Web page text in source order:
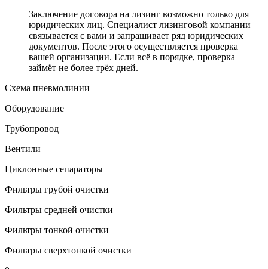
Заключение договора на лизинг возможно только для
юридических лиц. Специалист лизинговой компании
связывается с вами и запрашивает ряд юридических
документов. После этого осуществляется проверка
вашей организации. Если всё в порядке, проверка
займёт не более трёх дней.
Схема пневмолинии
Оборудование
Трубопровод
Вентили
Циклонные сепараторы
Фильтры грубой очистки
Фильтры средней очистки
Фильтры тонкой очистки
Фильтры сверхтонкой очистки